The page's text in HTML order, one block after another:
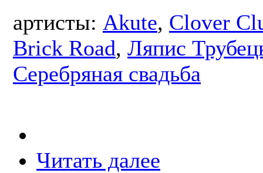
артисты: Akute, Clover
Brick Road, Ляпис
Серебряная свадьба
Читать далее